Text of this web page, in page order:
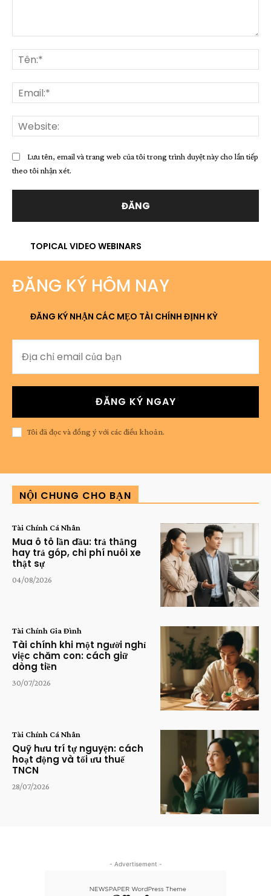
luận:
Lưu tên, email và trang web của tôi trong trình duyệt này cho lần tiếp
theo tôi nhận xét.
TOPICAL VIDEO WEBINARS
ĐĂNG KÝ HÔM NAY
ĐĂNG KÝ NHẬN CÁC MẸO TÀI CHÍNH ĐỊNH KỲ
ĐĂNG KÝ NGAY
Tôi đã đọc và đồng ý với các điều khoản.
NỘI CHUNG CHO BẠN
Tài Chính Cá Nhân
Mua ô tô lần đầu: trả thẳng
hay trả góp, chi phí nuôi xe
thật sự
04/08/2026
Tài Chính Gia Đình
Tài chính khi một người nghỉ
việc chăm con: cách giữ
dòng tiền
30/07/2026
Tài Chính Cá Nhân
Quỹ hưu trí tự nguyện: cách
hoạt động và tối ưu thuế
TNCN
28/07/2026
- Advertisement -